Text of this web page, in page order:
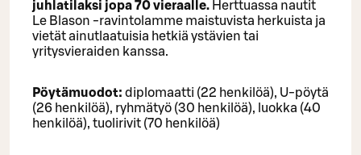
juhlatilaksi jopa 70 vieraalle. Herttuassa nautit
Le Blason -ravintolamme maistuvista herkuista ja
vietät ainutlaatuisia hetkiä ystävien tai
yritysvieraiden kanssa.
Pöytämuodot: diplomaatti (22 henkilöä), U-pöytä
(26 henkilöä), ryhmätyö (30 henkilöä), luokka (40
henkilöä), tuolirivit (70 henkilöä)